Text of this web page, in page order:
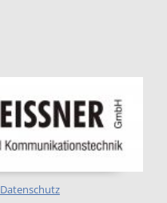
Datenschutz